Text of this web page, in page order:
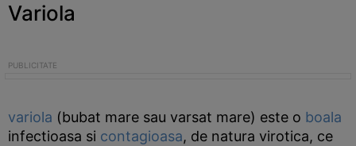
Variola
variola (bubat mare sau varsat mare) este o boala
infectioasa si contagioasa, de natura virotica, ce